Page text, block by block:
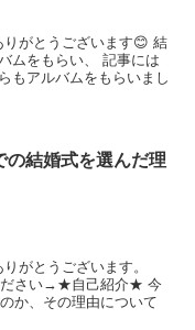
がとうございます😊 結
ムをもらい、 記事には
もアルバムをもらいまし
の結婚式を選んだ理
がとうございます。
ださい→★自己紹介★ 今
か、その理由について